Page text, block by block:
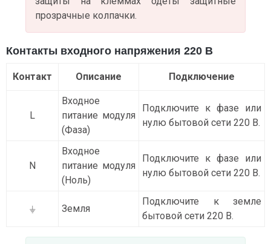
прозрачные колпачки.
Контакты входного напряжения 220 В
Контакт Описание Подключение
L
Входное
питание модуля
(Фаза)
Подключите к фазе или
нулю бытовой сети 220 В.
N
Входное
питание модуля
(Ноль)
Подключите к фазе или
нулю бытовой сети 220 В.
⏚ Земля
Подключите к земле
бытовой сети 220 В.